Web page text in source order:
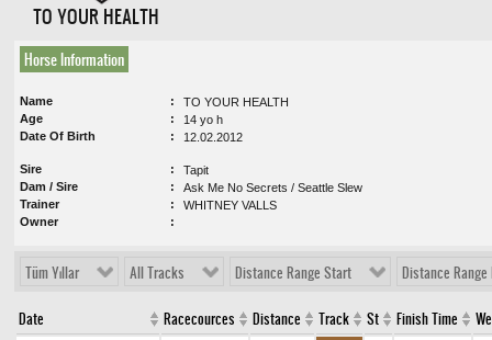
TO YOUR HEALTH
Horse Information
Name
TO YOUR HEALTH
Age
14 yo h
Date Of Birth
12.02.2012
Sire
Tapit
Dam / Sire
Ask Me No Secrets / Seattle Slew
Trainer
WHITNEY VALLS
Owner
Tüm Yıllar All Tracks Distance Range Start Distance Range
Date Racecources Distance Track St Finish Time